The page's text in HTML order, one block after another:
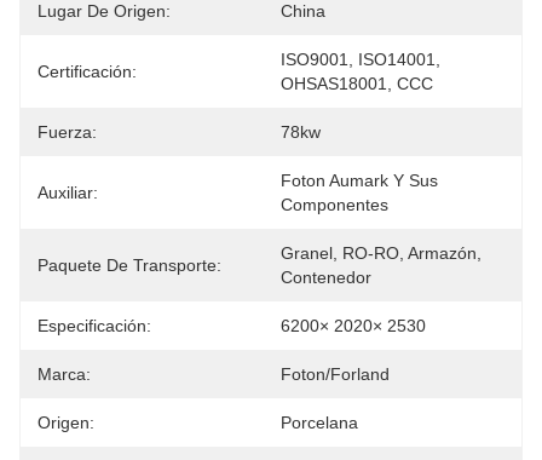
Lugar De Origen: China
Certificación:
ISO9001, ISO14001,
OHSAS18001, CCC
Fuerza: 78kw
Auxiliar:
Foton Aumark Y Sus
Componentes
Paquete De Transporte:
Granel, RO-RO, Armazón,
Contenedor
Especificación: 6200× 2020× 2530
Marca: Foton/Forland
Origen: Porcelana